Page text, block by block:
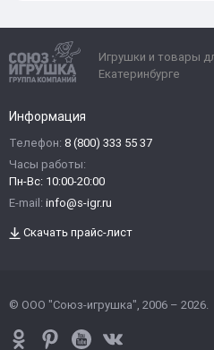
Игрушки и товары
Екатеринбурге
Информация
Телефон: 8 (800) 333 55 37
Часы работы:
Пн-Вс: 10:00-20:00
E-mail: info@s-igr.ru
Скачать прайс-лист
© ООО "Союз-игрушка", 2006 – 2026.